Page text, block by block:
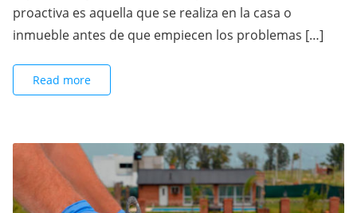
proactiva es aquella que se realiza en la casa o
inmueble antes de que empiecen los problemas […]
Read more